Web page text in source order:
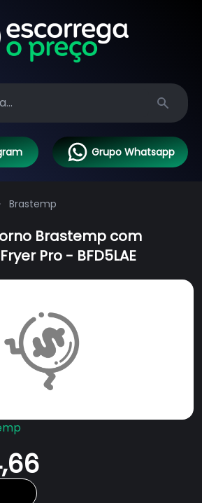
Search
Grupo Whatsapp
Brastemp
Brastemp com
Pro - BFD5LAE